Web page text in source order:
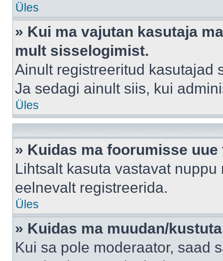
Üles
» Kui ma vajutan kasutaja
mult sisselogimist.
Ainult registreeritud kasutajad
Ja sedagi ainult siis, kui
Üles
» Kuidas ma foorumisse uue
Lihtsalt kasuta vastavat
eelnevalt registreerida.
Üles
» Kuidas ma muudan/
Kui sa pole moderaator, saad